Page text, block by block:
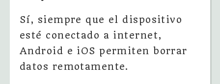
Sí, siempre que el dispositivo
esté conectado a internet,
Android e iOS permiten borrar
datos remotamente.